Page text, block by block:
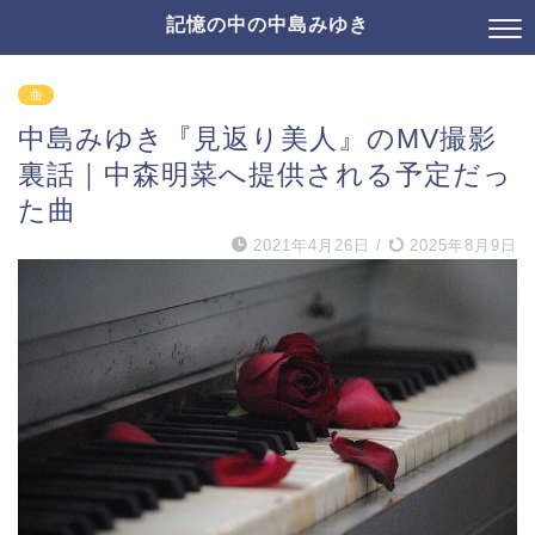
記憶の中の中島みゆき
曲
中島みゆき『見返り美人』のMV撮影
裏話｜中森明菜へ提供される予定だっ
た曲
2021年4月26日 / 2025年8月9日